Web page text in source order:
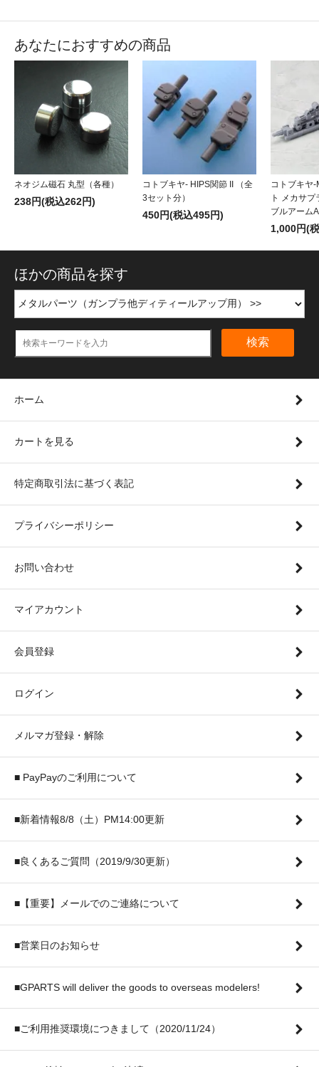
あなたにおすすめの商品
ネオジム磁石 丸型（各種）
238円(税込262円)
コトブキヤ- HIPS関節 II （全
3セット分）
450円(税込495円)
コトブキヤ
ト メカサ
ブルアームA
1,000円(
ほかの商品を探す
検索
ホーム
カートを見る
特定商取引法に基づく表記
プライバシーポリシー
お問い合わせ
マイアカウント
会員登録
ログイン
メルマガ登録・解除
■ PayPayのご利用について
■新着情報8/8（土）PM14:00更新
■良くあるご質問（2019/9/30更新）
■【重要】メールでのご連絡について
■営業日のお知らせ
■GPARTS will deliver the goods to overseas modelers!
■ご利用推奨環境につきまして（2020/11/24）